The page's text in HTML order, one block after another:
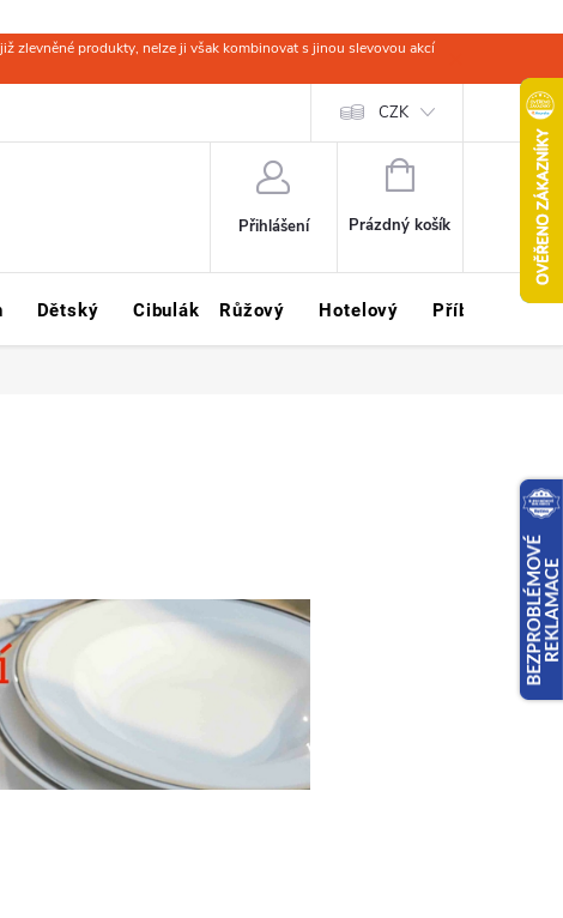
zlevněné produkty, nelze ji však kombinovat s jinou slevovou akcí
Ochrana osobních údajů Kariéra
CZK
Přihlášení
NÁKUPNÍ
Prázdný košík
Dětský Cibulák Růžový Hotelový Příbory Sklo